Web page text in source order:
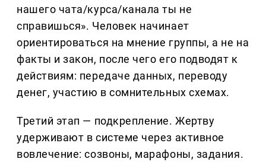
нашего чата/курса/канала ты не
справишься». Человек начинает
ориентироваться на мнение группы, а не на
факты и закон, после чего его подводят к
действиям: передаче данных, переводу
денег, участию в сомнительных схемах.
Третий этап — подкрепление. Жертву
удерживают в системе через активное
вовлечение: созвоны, марафоны, задания.